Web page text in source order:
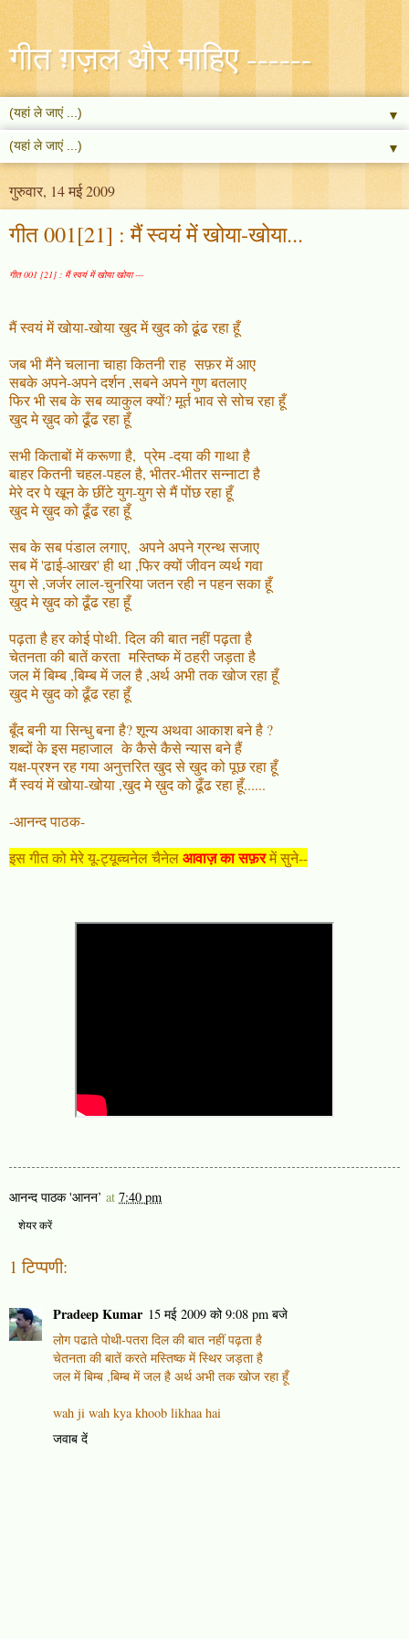
गीत ग़ज़ल और माहिए ------
▼
▼
गुरुवार, 14 मई 2009
गीत 001[21] : मैं स्वयं में खोया-खोया...
गीत 001 [21] : मैं स्वयं में खोया खोया ---
मैं स्वयं में खोया-खोया खुद में खुद को ढूंढ रहा हूँ
जब भी मैंने चलाना चाहा कितनी राह सफ़र में आए
सबके अपने-अपने दर्शन ,सबने अपने गुण बतलाए
फिर भी सब के सब व्याकुल क्यों? मूर्त भाव से सोच रहा हूँ
खुद मे ख़ुद को ढूँढ रहा हूँ
सभी किताबों में करूणा है, प्रेम -दया की गाथा है
बाहर कितनी चहल-पहल है, भीतर-भीतर सन्नाटा है
मेरे दर पे खून के छींटे युग-युग से मैं पोंछ रहा हूँ
खुद मे ख़ुद को ढूँढ रहा हूँ
सब के सब पंडाल लगाए, अपने अपने ग्रन्थ सजाए
सब में 'ढाई-आखर' ही था ,फिर क्यों जीवन व्यर्थ गवा
युग से ,जर्जर लाल-चुनरिया जतन रही न पहन सका हूँ
खुद मे ख़ुद को ढूँढ रहा हूँ
पढ़ता है हर कोई पोथी. दिल की बात नहीं पढ़ता है
चेतनता की बातें करता मस्तिष्क में ठहरी जड़ता है
जल में बिम्ब ,बिम्ब में जल है ,अर्थ अभी तक खोज रहा हूँ
खुद मे ख़ुद को ढूँढ रहा हूँ
बूँद बनी या सिन्धु बना है? शून्य अथवा आकाश बने है ?
शब्दों के इस महाजाल के कैसे कैसे न्यास बने हैं
यक्ष-प्रश्न रह गया अनुत्तरित खुद से खुद को पूछ रहा हूँ
मैं स्वयं में खोया-खोया ,खुद मे ख़ुद को ढूँढ रहा हूँ......
-आनन्द पाठक-
इस गीत को मेरे यू-ट्यूब्चनेल चैनेलआवाज़ का सफ़रमें सुने--
आनन्द पाठक 'आनन’ at 7:40 pm
शेयर करें
1 टिप्पणी:
Pradeep Kumar 15 मई 2009 को 9:08 pm बजे
लोग पढाते पोथी-पतरा दिल की बात नहीं पढ़ता है
चेतनता की बातें करते मस्तिष्क में स्थिर जड़ता है
जल में बिम्ब ,बिम्ब में जल है अर्थ अभी तक खोज रहा हूँ
wah ji wah kya khoob likhaa hai
जवाब दें